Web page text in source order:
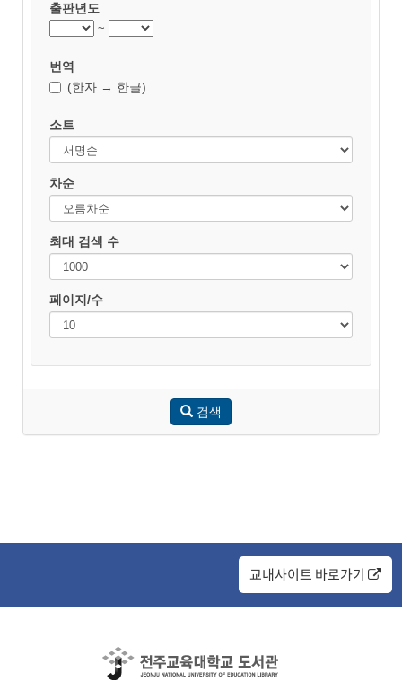
출판년도
~
번역
(한자 → 한글)
소트
차순
최대 검색 수
페이지/수
검색
교내사이트 바로가기